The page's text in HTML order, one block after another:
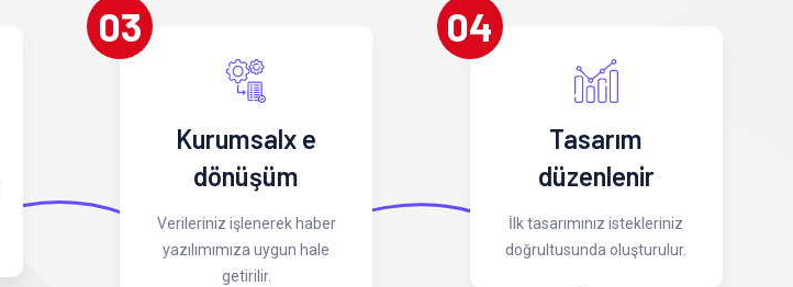
03
Kurumsalx e
dönüşüm
Verileriniz işlenerek haber
yazılımımıza uygun hale
getirilir.
04
Tasarım
düzenlenir
İlk tasarımınız istekleriniz
doğrultusunda oluşturulur.